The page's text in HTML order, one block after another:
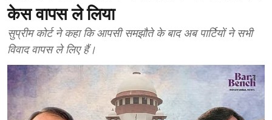
केस वापस ले लिया
सुप्रीम कोर्ट ने कहा कि आपसी समझौते के बाद अब पार्टियों ने सभी
विवाद वापस ले लिए हैं।